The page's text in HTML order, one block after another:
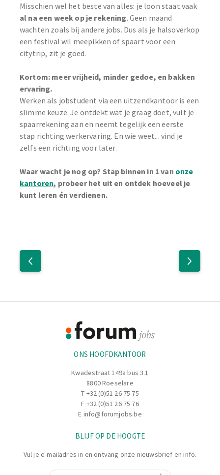
Misschien wel het beste van alles: je loon staat vaak
al na een week op je rekening. Geen maand
wachten zoals bij andere jobs. Dus als je halsoverkop
een festival wil meepikken of spaart voor een
citytrip, zit je goed.
Kortom: meer vrijheid, minder gedoe, en bakken
ervaring.
Werken als jobstudent via een uitzendkantoor is een
slimme keuze. Je ontdekt wat je graag doet, vult je
spaarrekening aan en neemt tegelijk een eerste
stap richting werkervaring. En wie weet... vind je
zelfs een richting voor later.
Waar wacht je nog op? Stap binnen in 1 van onze
kantoren, probeer het uit en ontdek hoeveel je
kunt leren én verdienen.
ONS HOOFDKANTOOR
Kwadestraat 149a bus 3.1
8800 Roeselare
T +32 (0)51 26 75 75
F +32 (0)51 26 75 76
E info@forumjobs.be
BLIJF OP DE HOOGTE
Vul je e-mailadres in en ontvang onze nieuwsbrief en info.